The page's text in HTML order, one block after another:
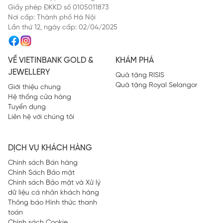
truyền thống và sáng tạo.
Trà Shan Tuyết - Vị núi rừng nguyên bản
35gr
Giấy phép ĐKKD số 0105011873
Nơi cấp: Thành phố Hà Nội
Lần thứ 12, ngày cấp: 02/04/2025
VỀ VIETINBANK GOLD &
JEWELLERY
Giới thiệu chung
Hệ thống cửa hàng
Tuyển dụng
Liên hệ với chúng tôi
KHÁM PHÁ
Quà tặng RISIS
Quà tặng Royal Selangor
DỊCH VỤ KHÁCH HÀNG
Chính sách Bán hàng
Chính Sách Bảo mật
Chính sách Bảo mật và Xử lý
dữ liệu cá nhân khách hàng
Thông báo Hình thức thanh
toán